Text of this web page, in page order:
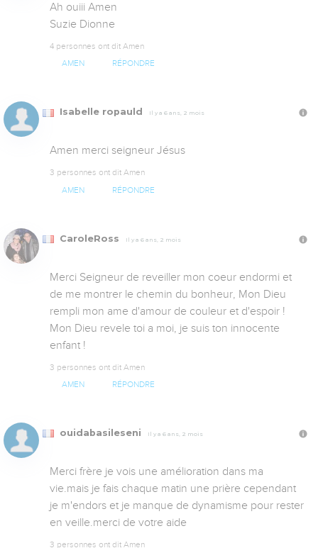
Ah ouiii Amen
Suzie Dionne
4 personnes ont dit Amen
AMEN RÉPONDRE
Isabelle ropauld Il y a 6 ans, 2 mois
Amen merci seigneur Jésus
3 personnes ont dit Amen
AMEN RÉPONDRE
CaroleRoss Il y a 6 ans, 2 mois
Merci Seigneur de reveiller mon coeur endormi et
de me montrer le chemin du bonheur, Mon Dieu
rempli mon ame d'amour de couleur et d'espoir !
Mon Dieu revele toi a moi, je suis ton innocente
enfant !
3 personnes ont dit Amen
AMEN RÉPONDRE
ouidabasileseni Il y a 6 ans, 2 mois
Merci frère je vois une amélioration dans ma
vie.mais je fais chaque matin une prière cependant
je m'endors et je manque de dynamisme pour rester
en veille.merci de votre aide
3 personnes ont dit Amen